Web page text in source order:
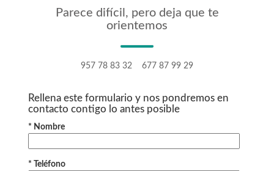
Parece difícil, pero deja que te
orientemos
957 78 83 32 677 87 99 29
Rellena este formulario y nos pondremos en
contacto contigo lo antes posible
* Nombre
* Teléfono